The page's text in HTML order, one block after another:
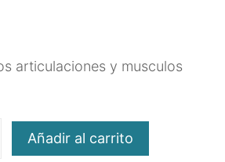
articulaciones y musculos
Añadir al carrito